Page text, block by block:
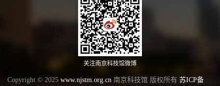
关注南京科技馆微博
Copyright © 2025 www.njstm.org.cn 南京科技馆 版权所有 苏ICP备